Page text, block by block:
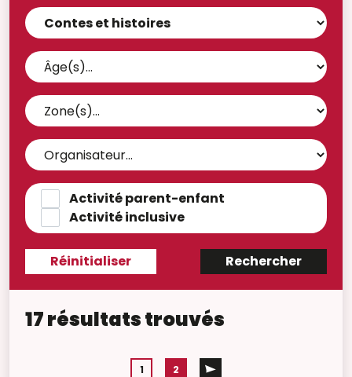
Activité parent-enfant
Activité inclusive
17 résultats trouvés
1 2